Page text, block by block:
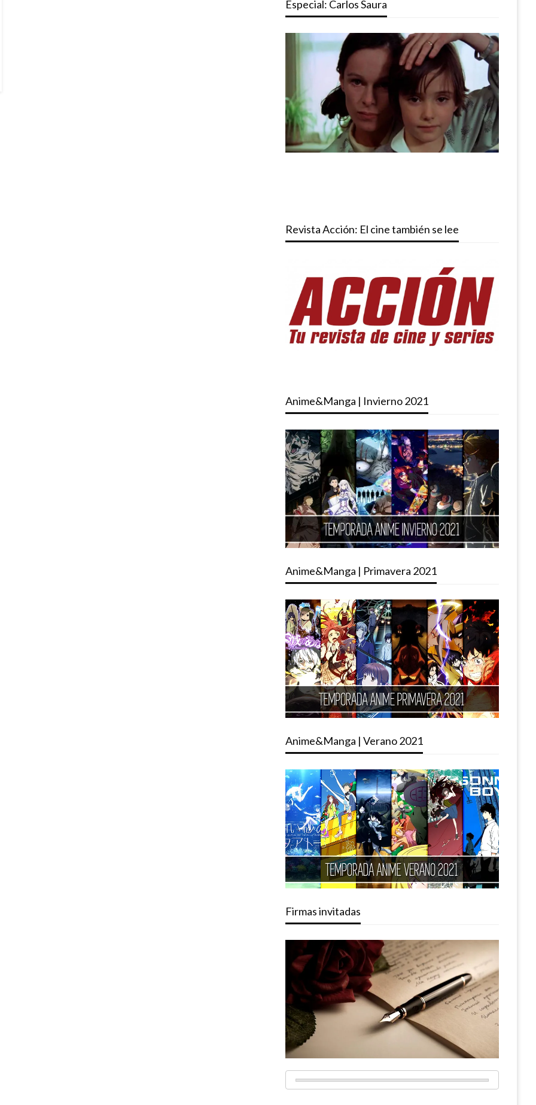
Especial: Carlos Saura
Revista Acción: El cine también se lee
Anime&Manga | Invierno 2021
Anime&Manga | Primavera 2021
Anime&Manga | Verano 2021
Firmas invitadas